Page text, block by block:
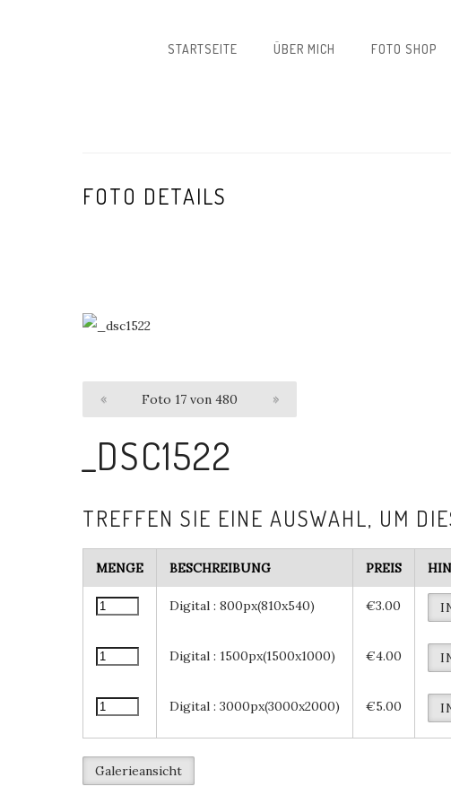
STARTSEITE ÜBER MICH FOTO SHOP
FOTO DETAILS
« Foto 17 von 480 »
_DSC1522
TREFFEN SIE EINE AUSWAHL, UM
MENGE BESCHREIBUNG PREIS
Digital : 800px(810x540) €3.00
Digital : 1500px(1500x1000) €4.00
Digital : 3000px(3000x2000) €5.00
Galerieansicht